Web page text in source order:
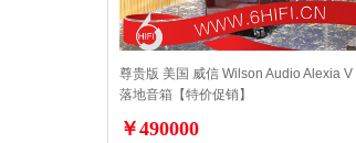
尊贵版 美国 威信 Wilson Audio Alexia V
落地音箱【特价促销】
￥490000